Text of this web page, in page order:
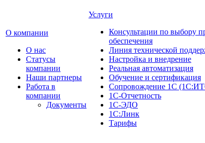
О компании
О нас
Cтатусы
компании
Наши партнеры
Работа в
компании
Документы
Услуги
Консультации по выбору
обеспечения
Линия технической
Настройка и внедрение
Реальная автоматизация
Обучение и сертификация
Сопровождение 1С
1С-Отчетность
1С-ЭДО
1С:Линк
Тарифы